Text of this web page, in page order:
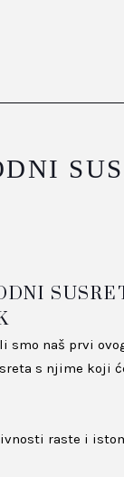
smo naš prvi
s njime koji će
raste i